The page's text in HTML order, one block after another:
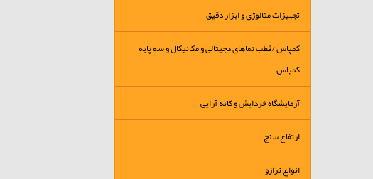
تجهیزات متالوژی و ابزار دقیق
کمپاس /قطب نماهای دجیتالی و مکانیکال و سه پایه
کمپاس
آزمایشگاه خردایش و کانه آرایی
ارتفاع سنج
انواع ترازو